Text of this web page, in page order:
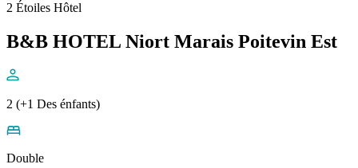
2 Étoiles Hôtel
B&B HOTEL Niort Marais Poitevin Est
2 (+1 Des énfants)
Double